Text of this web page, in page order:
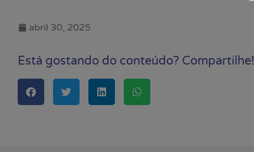
abril 30, 2025
Está gostando do conteúdo? Compartilhe!